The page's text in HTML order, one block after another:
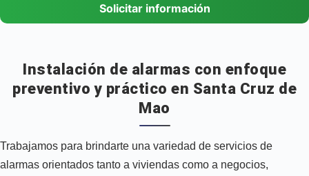
Solicitar información
Instalación de alarmas con enfoque
preventivo y práctico en Santa Cruz de
Mao
Trabajamos para brindarte una variedad de servicios de
alarmas orientados tanto a viviendas como a negocios,